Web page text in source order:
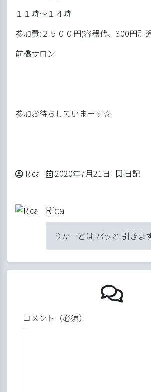
１１時～１４時
参加費:２５００円(容器代、300円別
前橋サロン
参加お待ちしていまーす☆
Posted by
Rica 2020年7月21日 2020年7月
Posted
日記
Rica
りかーどは パッと 引きま
ゴ
コメント（必須）